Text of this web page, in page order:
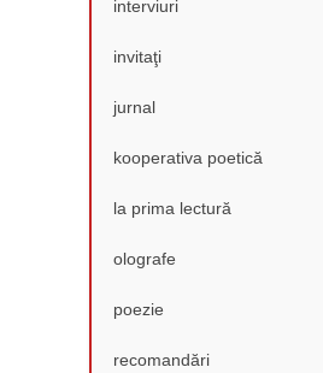
interviuri
invitaţi
jurnal
kooperativa poetică
la prima lectură
olografe
poezie
recomandări